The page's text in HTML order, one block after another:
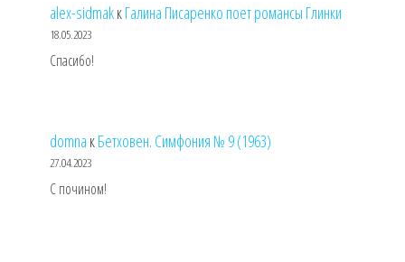
alex-sidmakкГалина Писаренко поет романсы Глинки
18.05.2023
Спасибо!
domna кБетховен. Симфония № 9 (1963)
27.04.2023
С почином!